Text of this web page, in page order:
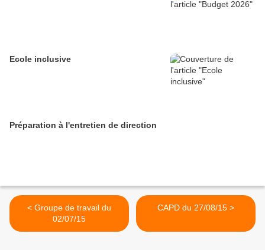
Ecole inclusive
Préparation à l'entretien de direction
< Groupe de travail du
02/07/15
CAPD du 27/08/15 >